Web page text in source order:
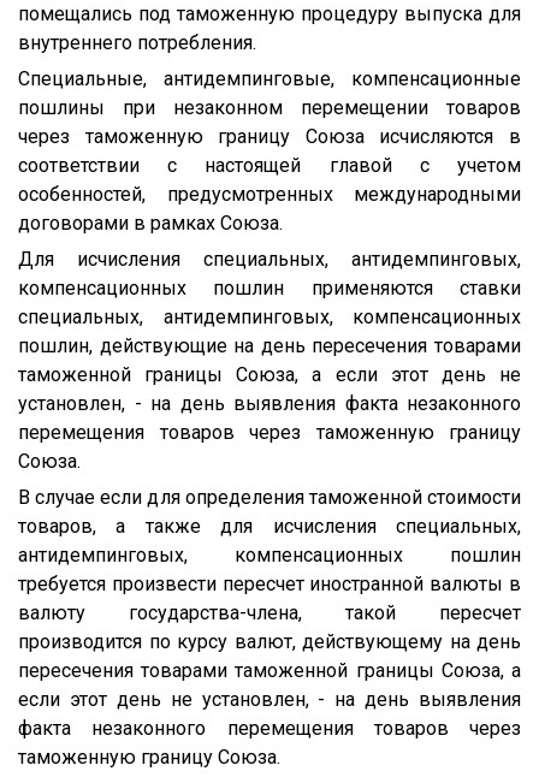
помещались под таможенную процедуру выпуска для
внутреннего потребления.
Специальные, антидемпинговые, компенсационные
пошлины при незаконном перемещении товаров
через таможенную границу Союза исчисляются в
соответствии с настоящей главой с учетом
особенностей, предусмотренных международными
договорами в рамках Союза.
Для исчисления специальных, антидемпинговых,
компенсационных пошлин применяются ставки
специальных, антидемпинговых, компенсационных
пошлин, действующие на день пересечения товарами
таможенной границы Союза, а если этот день не
установлен, - на день выявления факта незаконного
перемещения товаров через таможенную границу
Союза.
В случае если для определения таможенной стоимости
товаров, а также для исчисления специальных,
антидемпинговых, компенсационных пошлин
требуется произвести пересчет иностранной валюты в
валюту государства-члена, такой пересчет
производится по курсу валют, действующему на день
пересечения товарами таможенной границы Союза, а
если этот день не установлен, - на день выявления
факта незаконного перемещения товаров через
таможенную границу Союза.